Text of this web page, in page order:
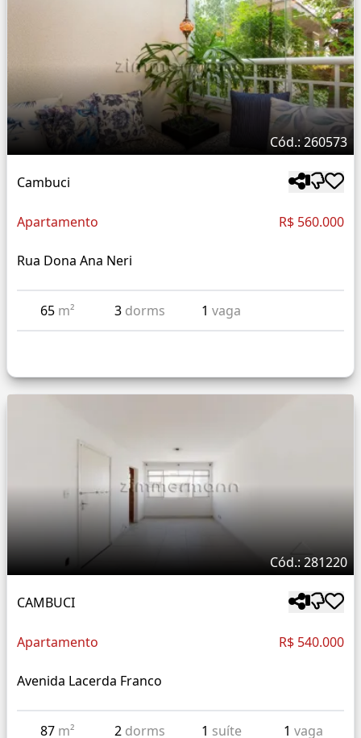
Cód.: 260573
Cambuci
Apartamento R$ 560.000
Rua Dona Ana Neri
65 m² 3 dorms 1vaga
Cód.: 281220
CAMBUCI
Apartamento R$ 540.000
Avenida Lacerda Franco
87 m² 2 dorms 1 suíte 1 vaga